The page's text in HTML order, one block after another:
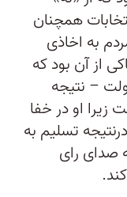
همچنان
به اخاذی
از آن بود که
– نتیجه
زیرا او در خفا
تسلیم به
صدای رای